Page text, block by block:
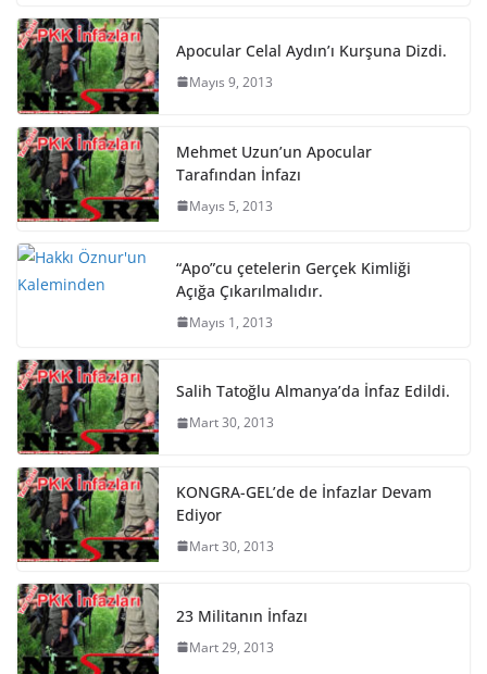
Apocular Celal Aydın’ı Kurşuna Dizdi.
Mayıs 9, 2013
Mehmet Uzun’un Apocular
Tarafından İnfazı
Mayıs 5, 2013
“Apo”cu çetelerin Gerçek Kimliği
Açığa Çıkarılmalıdır.
Mayıs 1, 2013
Salih Tatoğlu Almanya’da İnfaz Edildi.
Mart 30, 2013
KONGRA-GEL’de de İnfazlar Devam
Ediyor
Mart 30, 2013
23 Militanın İnfazı
Mart 29, 2013